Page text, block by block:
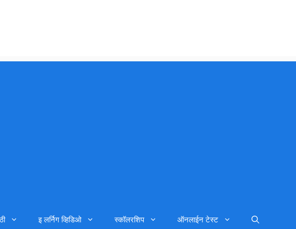
इ लर्निग व्हिडिओ स्कॉलरशिप ऑनलाईन टेस्ट